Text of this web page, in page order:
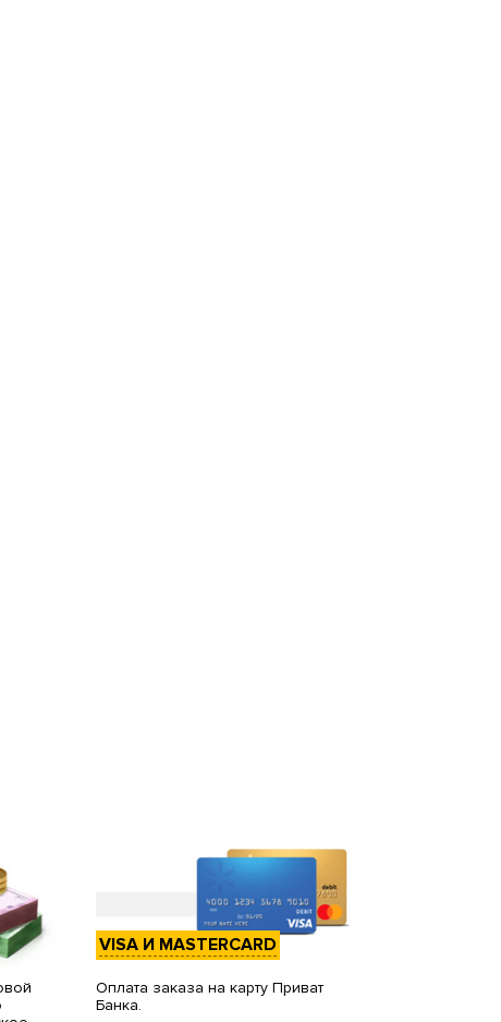
VISA И MASTERCARD
Оплата заказа на карту Приват
Банка.